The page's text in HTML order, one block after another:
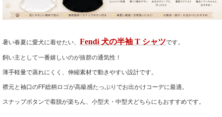
暑い春夏に愛犬に着せたい、 Fendi 犬の半袖 T シャツです。
飼い主として一番嬉しいのが抜群の通気性！
薄手軽量で蒸れにくく、伸縮素材で動きやすい設計です。
襟元と袖口のFF総柄ロゴが高級感たっぷりでお出かけコーデに最適。
スナップボタンで着脱が楽ちん、小型犬・中型犬どちらにもおすすめです。